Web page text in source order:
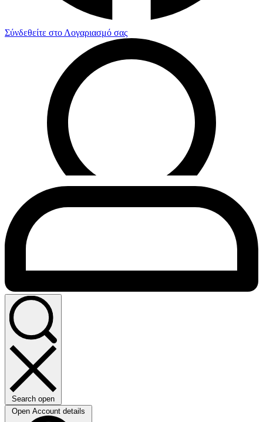
Σύνδεθείτε στο Λογαριασμό σας
Search open
Open Account details